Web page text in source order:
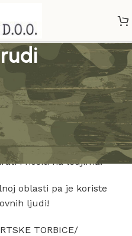
torbi i veoma
nošenje preko grudi!
specijala služba
grudi,stvari su
i nositi na ledjima!
oblasti pa je koriste
ljudi!
TORBICE